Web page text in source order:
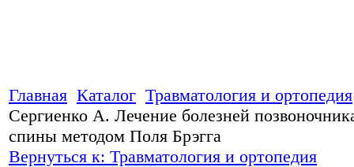
Главная Каталог Травматология и ортопедия
Сергиенко А. Лечение болезней
спины методом Поля Брэгга
Вернуться к: Травматология и ортопедия